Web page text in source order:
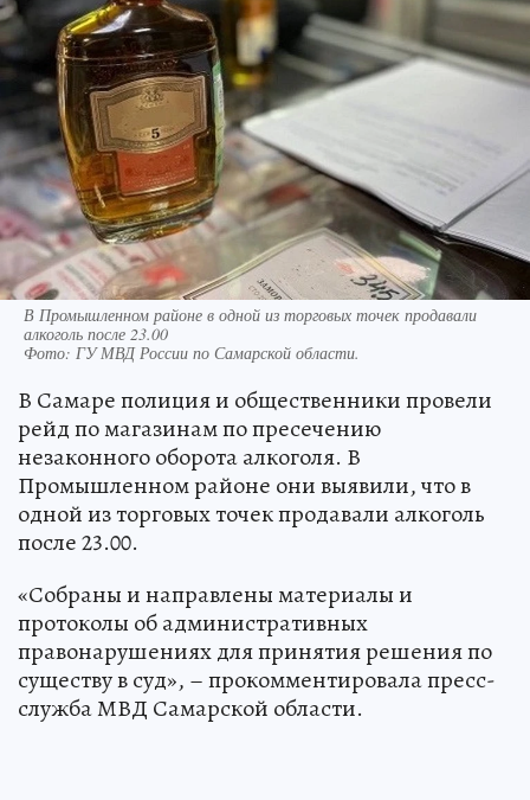
В Промышленном районе в одной из торговых точек продавали
алкоголь после 23.00
Фото: ГУ МВД России по Самарской области.
В Самаре полиция и общественники провели
рейд по магазинам по пресечению
незаконного оборота алкоголя. В
Промышленном районе они выявили, что в
одной из торговых точек продавали алкоголь
после 23.00.
«Собраны и направлены материалы и
протоколы об административных
правонарушениях для принятия решения по
существу в суд», – прокомментировала пресс-
служба МВД Самарской области.